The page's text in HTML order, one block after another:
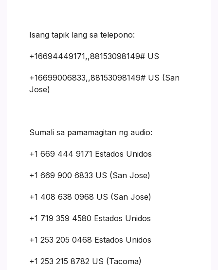
Isang tapik lang sa telepono:
+16694449171,,88153098149# US
+16699006833,,88153098149# US (San
Jose)
Sumali sa pamamagitan ng audio:
+1 669 444 9171 Estados Unidos
+1 669 900 6833 US (San Jose)
+1 408 638 0968 US (San Jose)
+1 719 359 4580 Estados Unidos
+1 253 205 0468 Estados Unidos
+1 253 215 8782 US (Tacoma)